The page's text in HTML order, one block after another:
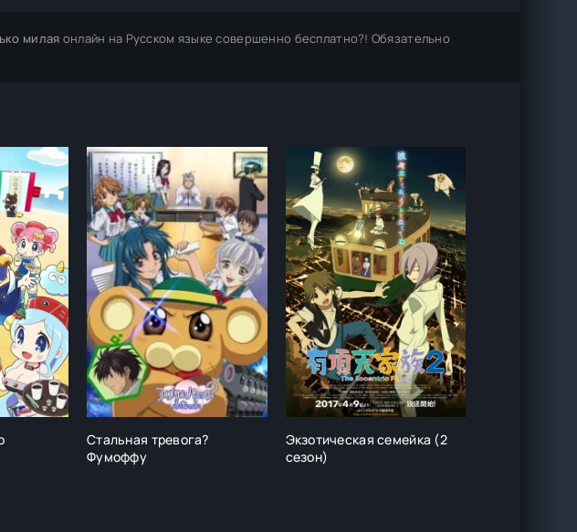
милая онлайн на Русском языке совершенно бесплатно?! Обязательно
Стальная тревога?
Фумоффу
Экзотическая семейка (2
сезон)